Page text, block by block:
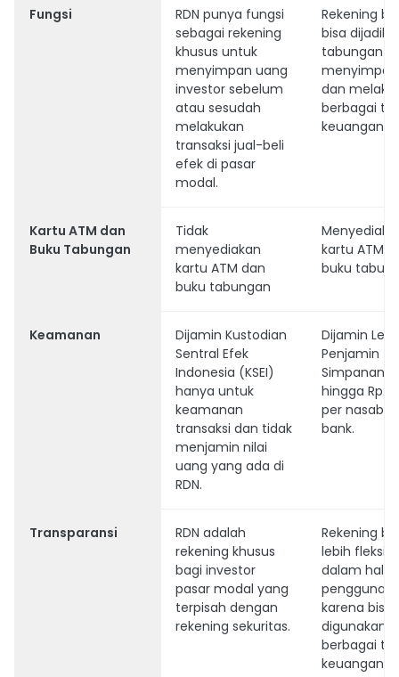
Fungsi
RDN punya fungsi
sebagai rekening
khusus untuk
menyimpan uang
investor sebelum
atau sesudah
melakukan
transaksi jual-beli
efek di pasar
modal.
Rekening
bisa
tabungan
dan
berbagai
keuangan.
Kartu ATM dan
Buku Tabungan
Tidak
menyediakan
kartu ATM dan
buku tabungan
kartu ATM
buku
Keamanan
Dijamin Kustodian
Sentral Efek
Indonesia (KSEI)
hanya untuk
keamanan
transaksi dan tidak
menjamin nilai
uang yang ada di
RDN.
Dijamin
Penjamin
Simpanan
hingga Rp2
per
bank.
Transparansi
RDN adalah
rekening khusus
bagi investor
pasar modal yang
terpisah dengan
rekening sekuritas.
Rekening
lebih
dalam hal
karena bisa
digunakan
berbagai
keuangan.